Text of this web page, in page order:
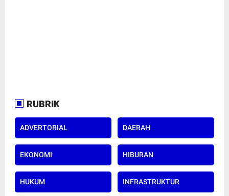
RUBRIK
ADVERTORIAL DAERAH
EKONOMI HIBURAN
HUKUM INFRASTRUKTUR